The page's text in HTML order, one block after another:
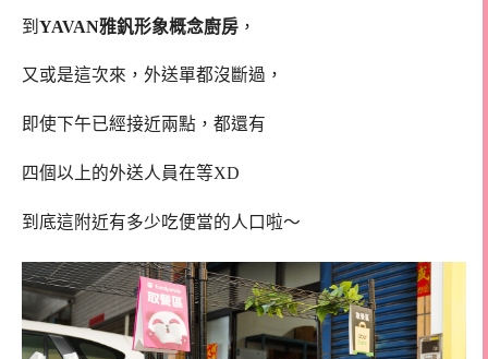
到 YAVAN雅釩形象概念廚房 ，
又或是這次來，外送單都沒斷過，
即使下午已經接近兩點，都還有
四個以上的外送人員在等XD
到底這附近有多少吃便當的人口啦～